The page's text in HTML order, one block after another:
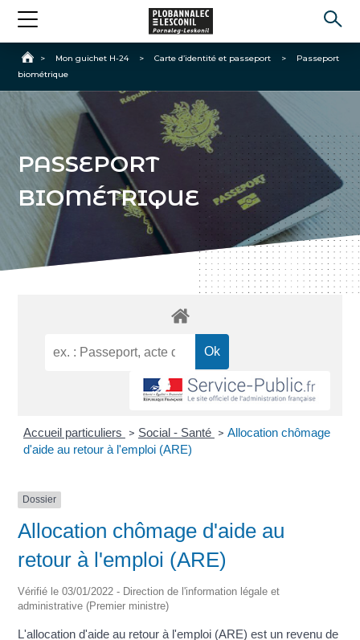
Accueil
> Mon guichet H-24 > Carte d’identité et passeport >
Passeport
biométrique
PASSEPORT
BIOMÉTRIQUE
Accueil particuliers > Social - Santé > Allocation chômage
d'aide au retour à l'emploi (ARE)
Dossier
Allocation chômage d'aide au
retour à l'emploi (ARE)
Vérifié le 03/01/2022 - Direction de l'information légale et
administrative (Premier ministre)
L'allocation d'aide au retour à l'emploi (ARE) est un revenu de